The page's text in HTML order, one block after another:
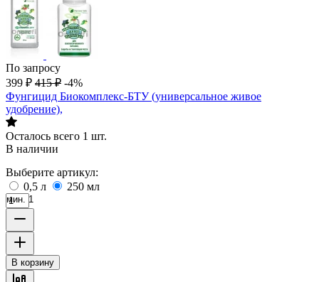
По запросу
399 ₽ 415 ₽ -4%
Фунгицид Биокомплекс-БТУ (универсальное живое
удобрение),
Осталось всего 1 шт.
В наличии
Выберите артикул:
0,5 л
250 мл
мин. 1
В корзину